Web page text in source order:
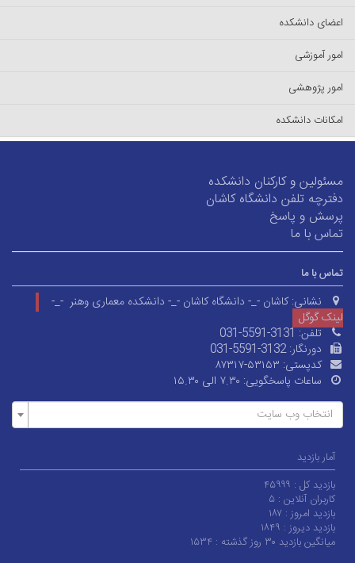
اعضای دانشکده
امور آموزشی
امور پژوهشی
امکانات دانشکده
مسئولین و کارکنان دانشکده
دفترچه تلفن دانشگاه کاشان
پرسش و پاسخ
تماس با ما
تماس با ما
نشانی: کاشان -_- دانشگاه کاشان -_- دانشکده معماری وهنر -_-
لینک گوگل
تلفن:031-5591-3131
دورنگار:031-5591-3132
کدپستی: ۸۷۳۱۷-۵۳۱۵۳
ساعات پاسخگویی: ۷.۳۰ الی ۱۵.۳۰
انتخاب وب سایت
آمار بازدید
بازدید کل : ۴۵۹۹۹
کاربران آنلاین : ۵
بازدید امروز : ۱۸۷
بازدید دیروز : ۱۸۴۹
میانگین بازدید ۳۰ روز گذشته :
۱۵۳۴